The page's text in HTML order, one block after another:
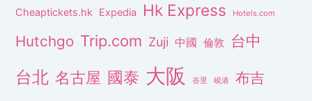
Cheaptickets.hk Expedia Hk Express Hotels.com
Hutchgo Trip.com Zuji 中國 倫敦 台中
台北 名古屋 國泰 大阪 峇里 峴港 布吉